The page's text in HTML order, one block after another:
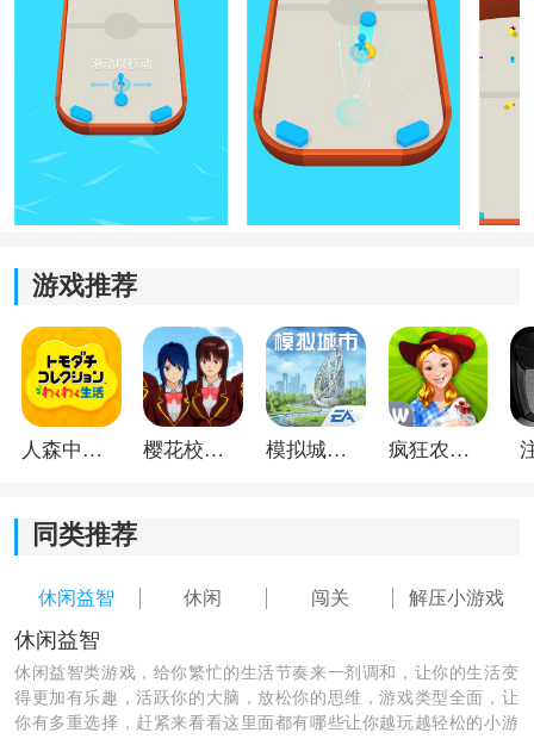
游戏采用固定矩形场地设计，布局清晰明了，让玩家能
快速聚焦于攻防对抗本身。
2、动态3D场景：
生动活泼的3D卡通画面，营造出激情四射的竞争氛围，
增强了游戏的视觉吸引力与沉浸感。
3、节奏与时机：
准确把握投掷飞盘的时机和节奏是制胜关键，连续有效
的打击能让你迅速占据上风。
4、能力考验：
及时接住飞盘并阻挡对手进攻，保护己方目标。
游戏推荐
人森中文版 樱花校园模拟器1.048.00中文版 模拟城市我是巿长联机版 疯狂农场3美国派19
同类推荐
休闲益智 休闲 闯关 解压小游戏
休闲益智
休闲益智类游戏，给你繁忙的生活节奏来一剂调和，让你的生活变
得更加有乐趣，活跃你的大脑，放松你的思维，游戏类型全面，让
你有多重选择，赶紧来看看这里面都有哪些让你越玩越轻松的小游